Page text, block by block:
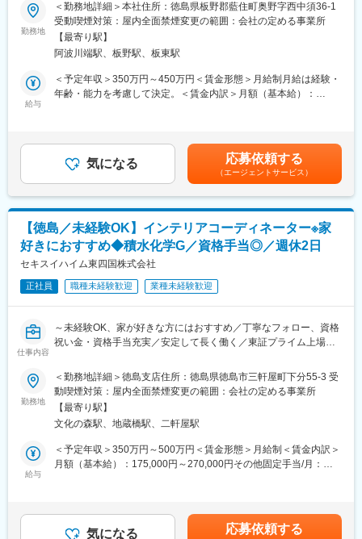
組織構成：11名（全体平均44歳、エンジニア7名平均40歳）
■目標管理／スキルアップなど：
・社内資格取得によるステップアップも可能です。
評価対象としており、事業環境などに左右されない本人の貢献度
を公正に評価しています。
作られております。2025年度は、前年度から年間休日が1日増え
121日となりました。
・健康推進の取り組み：健康経営優良法人「ホワイト500」認定
企業 （7年連続）
・子育てサポート企業認定：「くるみんマーク」取得 （2024年
10月）
・わくわくトーク（1on1）やキャリアデザイン制度：上司と1対1
で意見交換・共有をする制度が整っております。
・全国に拠点があり自身のキャリアアップのために転勤制度があ
ります。
■業務概要
当社は、世界トップクラスのシェアを誇る海外メーカーと提携
し、板ガラス加工機や産業機械の輸入・販売・据付・メンテナン
スを手掛ける専門商社です。今回募集する貿易事務は、海外メー
カーとのやり取りや輸出入業務を支えるポジション。イタリア、
オーストリア、台湾、中国など世界各国の取引先と英語でコミュ
きます。
・納品スケジュール管理や調整
・部品の梱包業務
＜定期的に発生する業務＞
・インボイスや輸出入関連書類の作成、税関への提出対応など
・国内外取引先とのメールでの連絡・調整（海外メーカー6割、国
内顧客4割）
・各メーカーごとの担当業務分担
※海外メーカーとのやり取りが約6割、国内顧客とのやり取りが約
4割です。
■扱うサービス
板ガラス加工機・産業機械の輸出入業務およびアフターサポート
現在4名体制（20～40代中心）。少人数で協力し合い、落ち着い
た雰囲気と相談しやすい環境が特長です。
◎輸出入業務を一貫して担当し、専門スキルを身につけられる
勤務地
＜勤務地詳細＞本社住所：徳島県板野郡藍住町奥野字西中須36-1
受動喫煙対策：屋内全面禁煙変更の範囲：会社の定める事業所
【最寄り駅】
阿波川端駅、板野駅、板東駅
給与
＜予定年収＞350万円～450万円＜賃金形態＞月給制月給は経験・
年齢・能力を考慮して決定。＜賃金内訳＞月額（基本給）：
気になる 応募依頼する
（エージェントサービス）
【徳島／未経験OK】インテリアコーディネーター※家
好きにおすすめ◆積水化学G／資格手当◎／週休2日
セキスイハイム東四国株式会社
正社員 職種未経験歓迎 業種未経験歓迎
仕事内容
～未経験OK、家が好きな方にはおすすめ／丁寧なフォロー、資格
祝い金・資格手当充実／安定して長く働く／東証プライム上場G
■業務内容：
◇当社は「セキスイハイム」「セキスイツーユーホーム」の2大ブ
ランドを主軸に、高知・徳島・香川で展開するハウスメーカーで
す。
◇住宅を購入（契約）したお客様へ壁紙やカーテンなどのインテ
リアのご提案、内装のトータルコーディネートをお任せします。
■業務詳細：
勤務地
＜勤務地詳細＞徳島支店住所：徳島県徳島市三軒屋町下分55-3 受
動喫煙対策：屋内全面禁煙変更の範囲：会社の定める事業所
【最寄り駅】
文化の森駅、地蔵橋駅、二軒屋駅
給与
＜予定年収＞350万円～500万円＜賃金形態＞月給制＜賃金内訳＞
月額（基本給）：175,000円～270,000円その他固定手当/月：
アコーディネーター2千円宅地建物取引士5千円建築士7千～3万円
建築施工管理技士5千～1万円など賃金はあくまでも目安の金額で
気になる 応募依頼する